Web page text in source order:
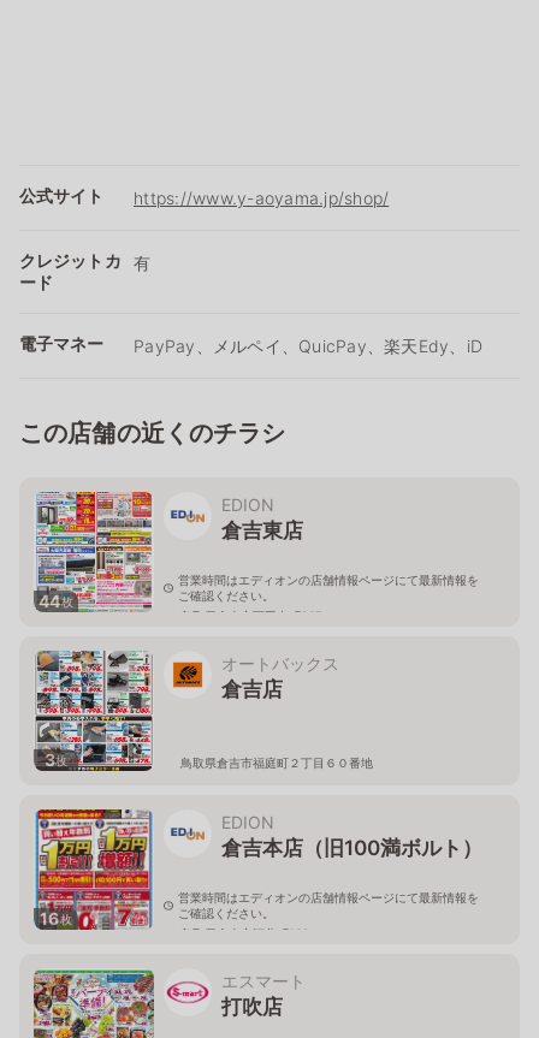
公式サイト https://www.y-aoyama.jp/shop/
クレジットカ
ード
有
電子マネー PayPay、メルペイ、QuicPay、楽天Edy、iD
この店舗の近くのチラシ
44枚
EDION
倉吉東店
営業時間はエディオンの店舗情報ページにて最新情報を
ご確認ください。
鳥取県倉吉市下田中町867
3枚
オートバックス
倉吉店
鳥取県倉吉市福庭町２丁目６０番地
16枚
EDION
倉吉本店（旧100満ボルト）
営業時間はエディオンの店舗情報ページにて最新情報を
ご確認ください。
鳥取県倉吉市河北町162
エスマート
打吹店